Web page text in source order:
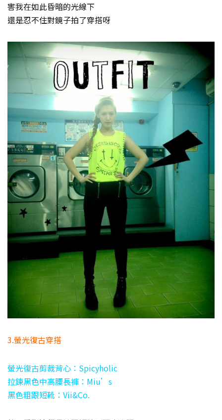
害我在如此昏暗的光線下
還是忍不住對鏡子拍了穿搭呀
3.螢光復古穿搭
螢光復古剪裁背心：Spicyholic
拉鍊黑色中高腰長褲：Miu’s
黑色粗跟短靴：Vii&Co.